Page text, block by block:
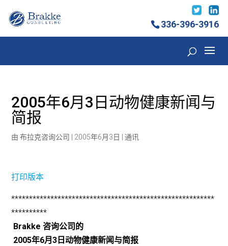
336-396-3916
2005年6月3日动物健康新闻与
简报
由布拉克咨询公司 2005年6月3日 |通讯
打印版本
*********************************************************
**********
Brakke 咨询公司的
2005年6月3日动物健康新闻与简报